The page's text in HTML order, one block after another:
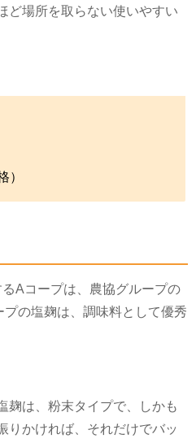
ど場所を取らない使いやすい
）
Aコープは、農協グループの
プの塩麹は、調味料として優秀
麹は、粉末タイプで、しかも
りかければ、それだけでバッ